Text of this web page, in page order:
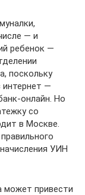
— и
ребенок —
поскольку
интернет —
онлайн. Но
со
в Москве.
УИН
может привести